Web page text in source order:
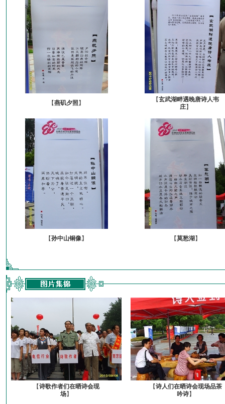
【燕矶夕照 】 【玄武湖畔遇晚唐诗人韦
庄】
【孙中山铜像】 【莫愁湖 】
【诗歌作者们在晒诗会现
场】
【诗人们在晒诗会现场品茶
吟诗】